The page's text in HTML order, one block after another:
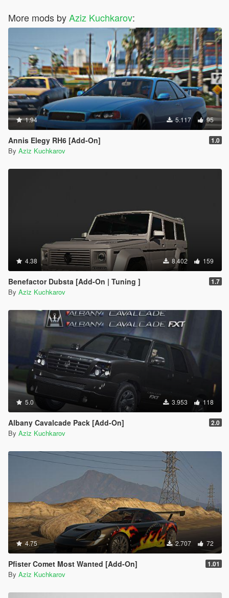
More mods byAziz Kuchkarov:
1.94 5.117 95
Annis Elegy RH6 [Add-On] 1.0
By Aziz Kuchkarov
4.38 8.402 159
Benefactor Dubsta [Add-On | Tuning ] 1.7
By Aziz Kuchkarov
5.0 3.953 118
Albany Cavalcade Pack [Add-On] 2.0
By Aziz Kuchkarov
4.75 2.707 72
Pfister Comet Most Wanted [Add-On] 1.01
By Aziz Kuchkarov